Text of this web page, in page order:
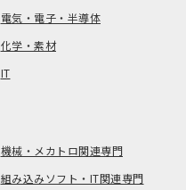
電気・電子・半導体
化学・素材
IT
機械・メカトロ関連専門
組み込みソフト・IT関連専門